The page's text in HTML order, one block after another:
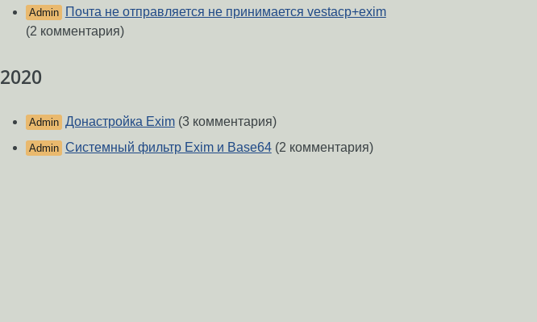
Admin
Почта не отправляется не принимается vestacp+exim
(2 комментария)
2020
Admin Донастройка Exim(3 комментария)
Admin Системный фильтр Exim и Base64(2 комментария)